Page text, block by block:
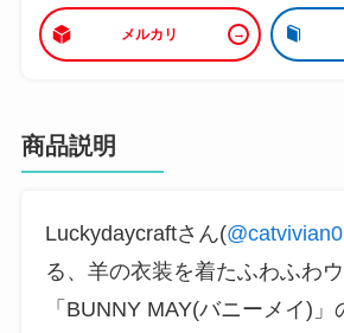
メルカリ
商品説明
Luckydaycraftさん(
る、羊の衣装を着たふわふわ
「BUNNY MAY(バニーメイ)